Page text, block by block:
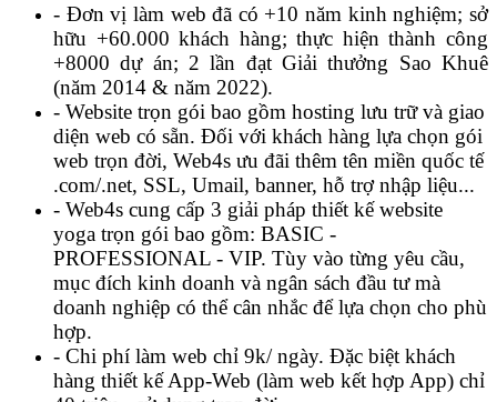
- Đơn vị làm web đã có +10 năm kinh nghiệm; sở
hữu +60.000 khách hàng; thực hiện thành công
+8000 dự án; 2 lần đạt Giải thưởng Sao Khuê
(năm 2014 & năm 2022).
- Website trọn gói bao gồm hosting lưu trữ và giao
diện web có sẵn. Đối với khách hàng lựa chọn gói
web trọn đời, Web4s ưu đãi thêm tên miền quốc tế
.com/.net, SSL, Umail, banner, hỗ trợ nhập liệu...
- Web4s cung cấp 3 giải pháp thiết kế website
yoga trọn gói bao gồm: BASIC -
PROFESSIONAL - VIP. Tùy vào từng yêu cầu,
mục đích kinh doanh và ngân sách đầu tư mà
doanh nghiệp có thể cân nhắc để lựa chọn cho phù
hợp.
- Chi phí làm web chỉ 9k/ ngày. Đặc biệt khách
hàng thiết kế App-Web (làm web kết hợp App) chỉ